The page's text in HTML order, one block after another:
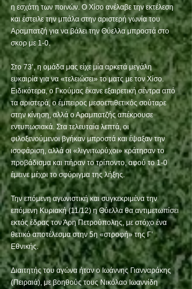
η εσχάτη των ποινών. Ο Χίσο ανέλαβε την εκτέλεση
και έστειλε την μπάλα στην αριστερή γωνία του
Αραμπατζή για να βάλει την Θύελλα μπροστά στο
σκορ με 1-0.
Στο 73’, η ομάδα μας είχε μία αρκετά μεγάλη
ευκαιρία για να «τελειώσει» το ματς με τον Χίσο.
Ειδικότερα, ο Γκούμας έκανε εξαιρετική σέντρα από
τα αριστερά, ο έμπειρος μεσοεπιθετικός σούταρε
στην κίνηση, αλλά ο Αραμπατζής απέκρουσε
εντυπωσιακά. Στα τελευταία λεπτά, οι
φιλοξενούμενοι βγήκαν μπροστά και έψαξαν την
ισοφάριση, αλλά οι «λιγνιτωρύχοι» κράτησαν το
προβάδισμα και πήραν το τρίποντο, αφού το 1-0
έμεινε μέχρι το σφύριγμα της λήξης.
Την επόμενη αγωνιστική και συγκεκριμένα την
επόμενη Κυριακή (11/12) η Θύελλα θα αντιμετωπίσει
εκτός έδρας τον Άρη Πετρούπολης, με στόχο ένα
θετικό αποτέλεσμα στην 5η «στροφή» της Γ’
Εθνικής.
Διαιτητής του αγώνα ήταν ο Ιωάννης Γιανναράκης
(Πειραιά), με βοηθούς τους Νικόλαο Ιωαννίδη